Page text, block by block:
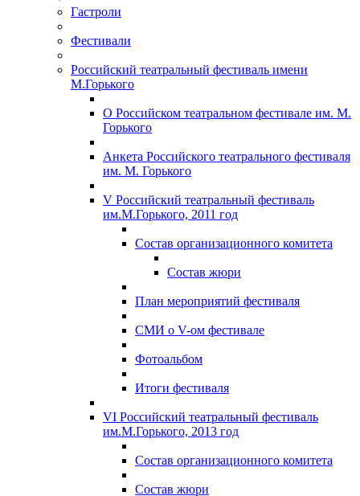
Гастроли
Фестивали
Российский театральный фестиваль имени
М.Горького
О Российском театральном фестивале им. М.
Горького
Анкета Российского театрального фестиваля
им. М. Горького
V Российский театральный фестиваль
им.М.Горького, 2011 год
Состав организационного комитета
Состав жюри
План мероприятий фестиваля
СМИ о V-ом фестивале
Фотоальбом
Итоги фестиваля
VI Российский театральный фестиваль
им.М.Горького, 2013 год
Состав организационного комитета
Состав жюри